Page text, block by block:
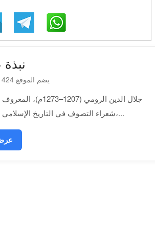
يضم الموقع 424 حكمة واقتباسًا منسوبة إلى جلال الدين الرومي
جلال الدين
شعراء التصوف في التاريخ الإسلامي ومن أكثر الأدباء تأثيرًا في العالم. امتازت أشعاره بالدعوة إلى المحبة،...